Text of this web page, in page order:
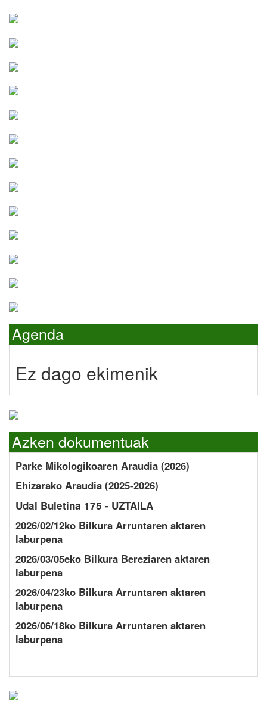
Agenda
Ez dago ekimenik
Azken dokumentuak
Parke Mikologikoaren Araudia (2026)
Ehizarako Araudia (2025-2026)
Udal Buletina 175 - UZTAILA
2026/02/12ko Bilkura Arruntaren aktaren
laburpena
2026/03/05eko Bilkura Bereziaren aktaren
laburpena
2026/04/23ko Bilkura Arruntaren aktaren
laburpena
2026/06/18ko Bilkura Arruntaren aktaren
laburpena